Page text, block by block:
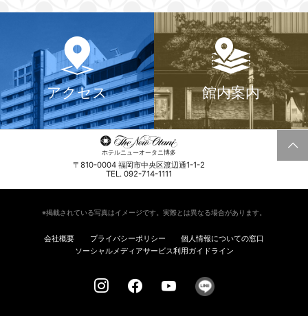
アクセス 館内案内
ホテルニューオータニ博多
〒810-0004 福岡市中央区渡辺通1-1-2
TEL. 092-714-1111
※掲載されている写真はイメージです。実際とは異なる場合があります。
会社概要 プライバシーポリシー
個人情報についての窓口
ソーシャルメディアサービス利用ガイドライン